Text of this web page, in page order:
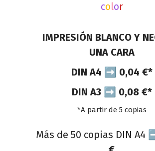
color
IMPRESIÓN BLANCO Y
UNA CARA
DIN A4 ➡ 0,04 €*
DIN A3 ➡ 0,08 €*
*A partir de 5 copias
Más de 50 copias DIN A4